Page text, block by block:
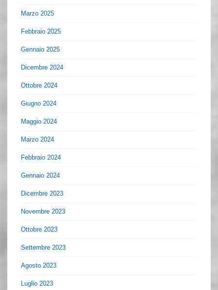
Marzo 2025
Febbraio 2025
Gennaio 2025
Dicembre 2024
Ottobre 2024
Giugno 2024
Maggio 2024
Marzo 2024
Febbraio 2024
Gennaio 2024
Dicembre 2023
Novembre 2023
Ottobre 2023
Settembre 2023
Agosto 2023
Luglio 2023